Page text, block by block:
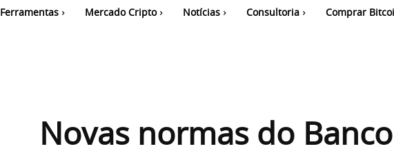
Ferramentas Mercado Cripto Notícias Consultoria Comprar
Novas normas do Banco